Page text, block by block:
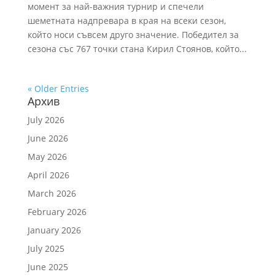
момент за най-важния турнир и спечели
шеметната надпревара в края на всеки сезон,
който носи съвсем друго значение. Победител за
сезона със 767 точки стана Кирил Стоянов, който...
« Older Entries
Архив
July 2026
June 2026
May 2026
April 2026
March 2026
February 2026
January 2026
July 2025
June 2025